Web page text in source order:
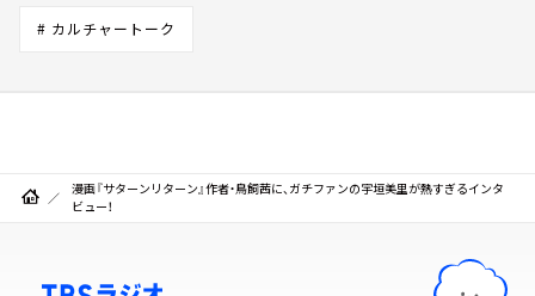
# カルチャートーク
漫画『サターンリターン』作者・鳥飼茜に、ガチファンの宇垣美里が熱すぎるインタ
ビュー！